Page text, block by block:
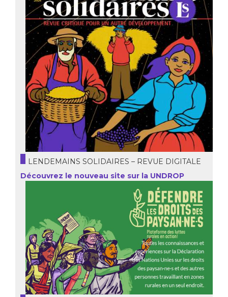
LENDEMAINS SOLIDAIRES – REVUE DIGITALE
Découvrez le nouveau site sur la UNDROP